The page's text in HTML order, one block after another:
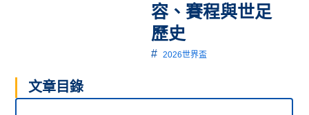
容、賽程與世足
歷史
# 2026世界盃
文章目錄